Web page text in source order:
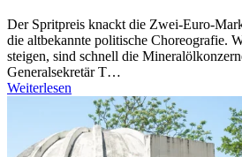
Der Spritpreis knackt die Zwei-Euro-
die altbekannte politische Choreografie.
steigen, sind schnell die
Generalsekretär T…
Weiterlesen